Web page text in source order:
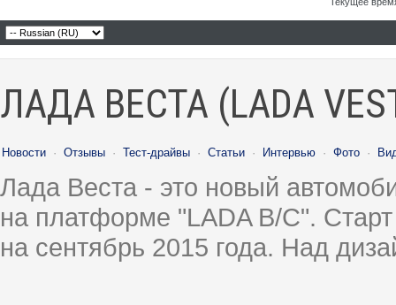
ЛАДА ВЕСТА (LADA
Новости · Отзывы · Тест-драйвы · Статьи · Интервью · Фото ·
Лада Веста - это новый
на платформе "LADA B/C".
на сентябрь 2015 года. Над